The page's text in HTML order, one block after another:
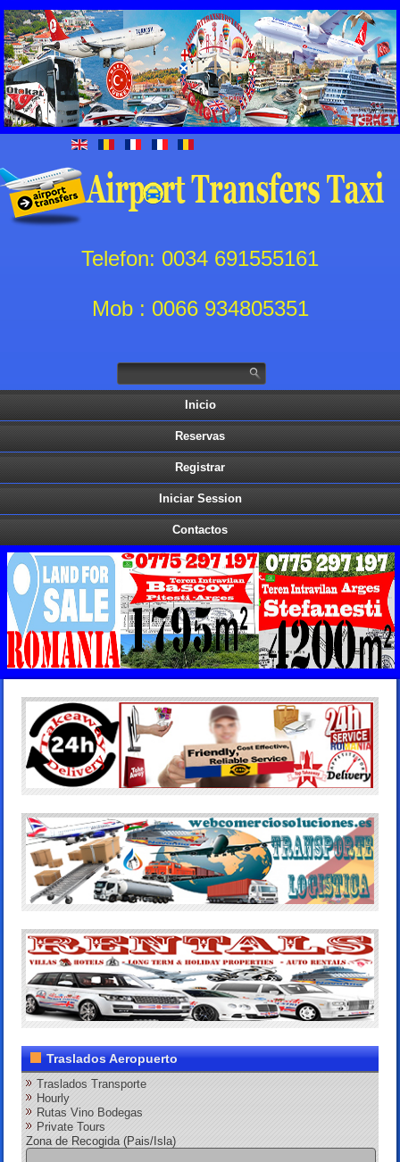
Telefon: 0034 691555161
Mob : 0066 934805351
Inicio
Reservas
Registrar
Iniciar Session
Contactos
Traslados Aeropuerto
Traslados Transporte
Hourly
Rutas Vino Bodegas
Private Tours
Zona de Recogida (Pais/Isla)